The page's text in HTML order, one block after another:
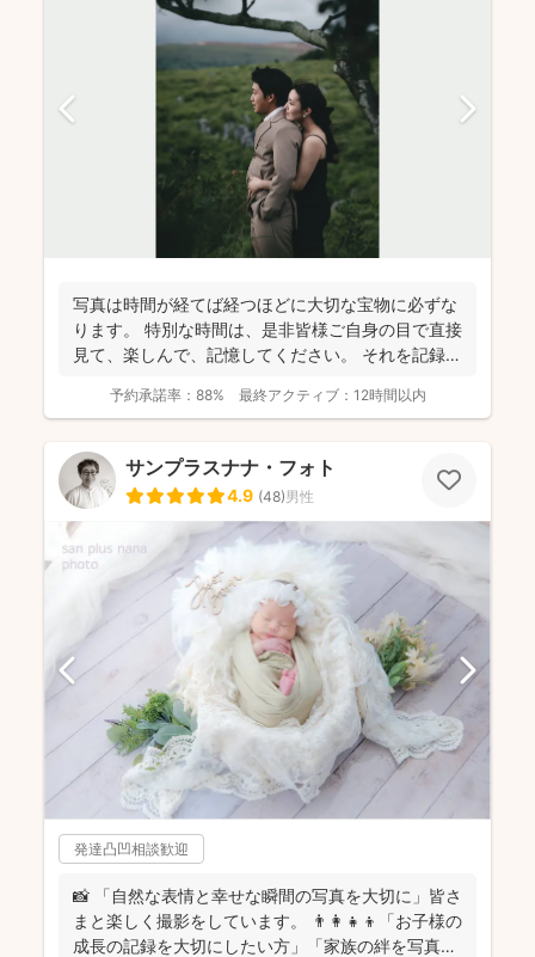
写真は時間が経てば経つほどに大切な宝物に必ずな
ります。 特別な時間は、是非皆様ご自身の目で直接
見て、楽しんで、記憶してください。 それを記録す
予約承諾率： 88% 最終アクティブ： 12時間以内
サンプラスナナ・フォト
4.9 (48)男性
発達凸凹相談歓迎
📸 「自然な表情と幸せな瞬間の写真を大切に」皆さ
まと楽しく撮影をしています。 👨‍👩‍👧‍👦「お子様の
成長の記録を大切にしたい方」「家族の絆を写真に